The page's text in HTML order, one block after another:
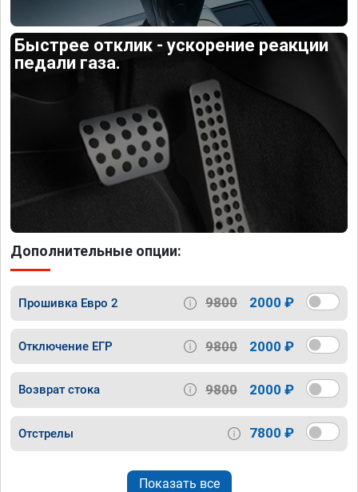
Быстрее отклик - ускорение реакции
педали газа.
Дополнительные опции:
Прошивка Евро 2 9800 2000 ₽
Отключение ЕГР 9800 2000 ₽
Возврат стока 9800 2000 ₽
Отстрелы 7800 ₽
Показать все